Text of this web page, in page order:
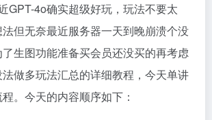
GPT-4o确实超级好玩，玩法不要太
但无奈最近服务器一天到晚崩溃个没
生图功能准备买会员还没买的再考虑
做多玩法汇总的详细教程，今天单讲
。今天的内容顺序如下：